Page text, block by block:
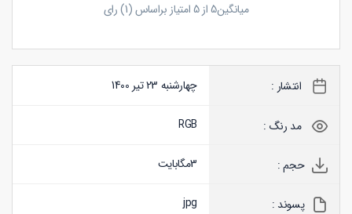
میانگین5از5امتیاز براساس (1) رای
انتشار : چهارشنبه 23 تیر 1400
مد رنگ : RGB
حجم : 3مگابایت
پسوند : jpg